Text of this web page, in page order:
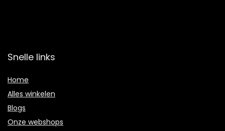
Snelle links
Home
Alles winkelen
Blogs
Onze webshops